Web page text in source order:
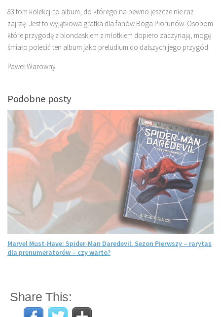
83 tom kolekcji to album, do którego na pewno jeszcze nie raz
zajrzę. Jest to wyjątkowa gratka dla fanów Boga Piorunów. Osobom
które przygodę z blondaskiem z młotkiem dopiero zaczynają, mogę
śmiało polecić ten album jako preludium do dalszych jego przygód.
Paweł Warowny
Podobne posty
Marvel Must-Have: Spider-Man Daredevil. Sezon Pierwszy – rarytas
dla prenumeratorów – czy warto?
Share This: